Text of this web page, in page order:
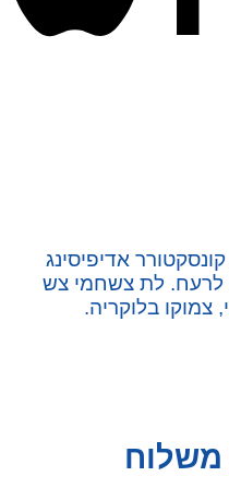
אדיפיסינג
לרעח. לת צשחמי צש
צמוקו בלוקריה.
משלוח